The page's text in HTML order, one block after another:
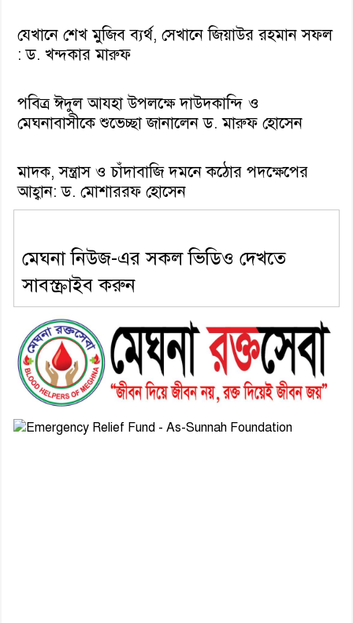
যেখানে শেখ মুজিব ব্যর্থ, সেখানে জিয়াউর রহমান সফল
: ড. খন্দকার মারুফ
পবিত্র ঈদুল আযহা উপলক্ষে দাউদকান্দি ও
মেঘনাবাসীকে শুভেচ্ছা জানালেন ড. মারুফ হোসেন
মাদক, সন্ত্রাস ও চাঁদাবাজি দমনে কঠোর পদক্ষেপের
আহ্বান: ড. মোশাররফ হোসেন
মেঘনা নিউজ-এর সকল ভিডিও দেখতে
সাবস্ক্রাইব করুন